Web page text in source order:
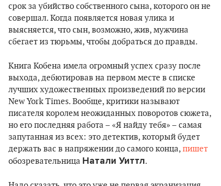
срок за убийство собственного сына, которого он не
совершал. Когда появляется новая улика и
выясняется, что сын, возможно, жив, мужчина
сбегает из тюрьмы, чтобы добраться до правды.
Книга Кобена имела огромный успех сразу после
выхода, дебютировав на первом месте в списке
лучших художественных произведений по версии
New York Times. Вообще, критики называют
писателя королем неожиданных поворотов сюжета,
но его последняя работа – «Я найду тебя» – самая
запутанная из всех: это детектив, который будет
держать вас в напряжении до самого конца, пишет
обозревательница Натали Уиттл.